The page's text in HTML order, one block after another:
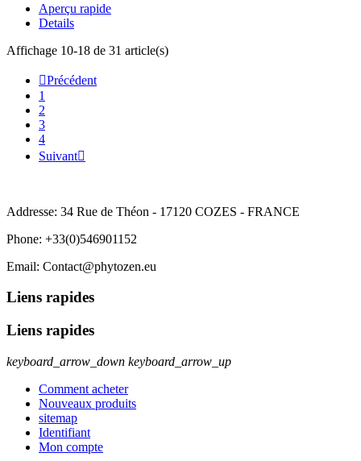
Aperçu rapide
Details
Affichage 10-18 de 31 article(s)
Précédent
1
2
3
4
Suivant
Addresse: 34 Rue de Théon - 17120 COZES - FRANCE
Phone: +33(0)546901152
Email: Contact@phytozen.eu
Liens rapides
Liens rapides
keyboard_arrow_down keyboard_arrow_up
Comment acheter
Nouveaux produits
sitemap
Identifiant
Mon compte